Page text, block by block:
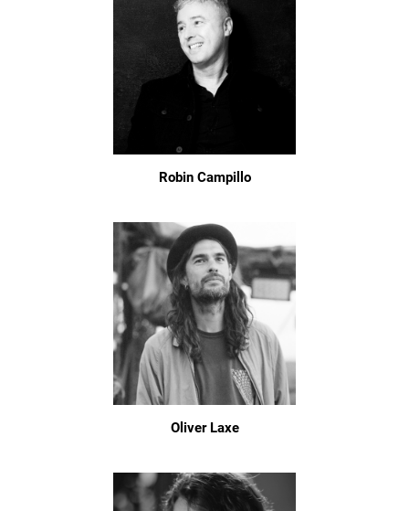
Robin Campillo
Oliver Laxe